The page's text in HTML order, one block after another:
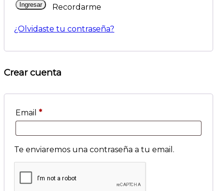
Recordarme
Ingresar
¿Olvidaste tu contraseña?
Crear cuenta
Email *
Te enviaremos una contraseña a tu email.